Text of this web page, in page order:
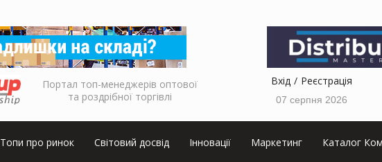
Портал топ-менеджерів оптової
та роздрібної торгівлі
Вхід Реєстрація
07 серпня 2026
Топи про ринок Світовий досвід Інновації Маркетинг Каталог